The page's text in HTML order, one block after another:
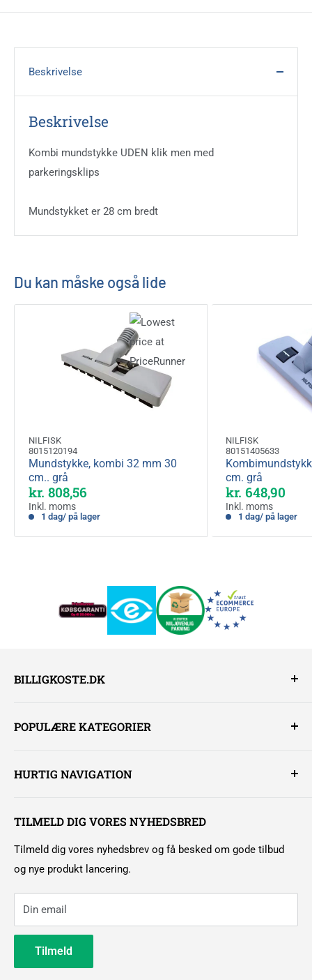
Beskrivelse
Beskrivelse
Kombi mundstykke UDEN klik men med
parkeringsklips
Mundstykket er 28 cm bredt
Du kan måske også lide
NILFISK
8015120194
Mundstykke, kombi 32 mm 30
cm.. grå
Kampagnepris
kr. 808,56
Inkl. moms
1 dag/ på lager
NILFISK
80151405633
cm. grå
kr. 648,90
Inkl. moms
1 dag/ på lager
BILLIGKOSTE.DK
rengøringsløsninger og maskiner til erhvervskunder,
Telefon: 7550 5872
POPULÆRE KATEGORIER
Gulvvaskemaskiner
Måtter
HURTIG NAVIGATION
Handelsbetingelser erhverv
Handelsbetingelser privat
Brug af cookies
Kontakt os
TILMELD DIG VORES NYHEDSBRED
Tilmeld dig vores nyhedsbrev og få besked om gode tilbud
og nye produkt lancering.
Din email
Tilmeld